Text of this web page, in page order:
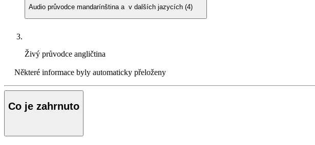
Audio průvodce mandarínština a v dalších jazycích (4)
Živý průvodce angličtina
Některé informace byly automaticky přeloženy
Co je zahrnuto